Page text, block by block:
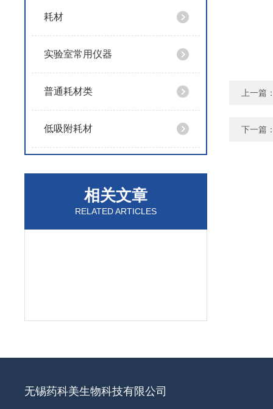
耗材
实验室常用仪器
普通耗材类
低吸附耗材
相关文章
RELATED ARTICLES
上一篇
下一篇
无锡药科美生物科技有限公司